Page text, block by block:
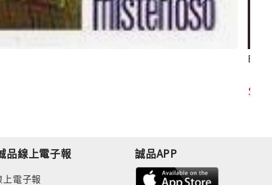
品線上電子報
電子報
誠品APP